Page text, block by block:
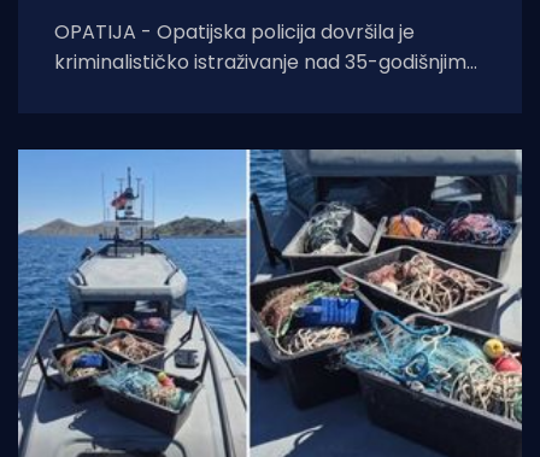
OPATIJA - Opatijska policija dovršila je
kriminalističko istraživanje nad 35-godišnjim